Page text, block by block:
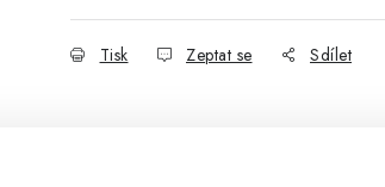
Tisk Zeptat se Sdílet